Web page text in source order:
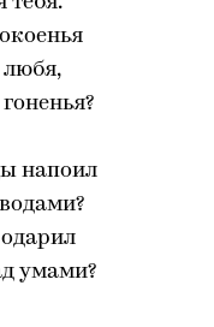
любя,
напоил
умами?